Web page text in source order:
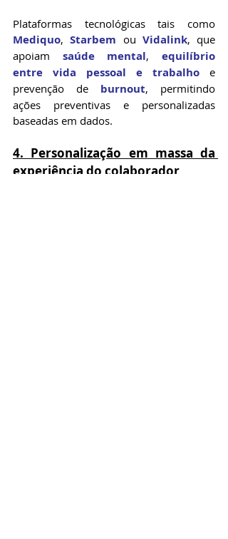
Mediquo, Starbem ou Vidalink, que
apoiam saúde mental, equilíbrio
entre vida pessoal e trabalho e
prevenção de burnout, permitindo
ações preventivas e personalizadas
baseadas em dados.
4. Personalização em massa da
experiência do colaborador